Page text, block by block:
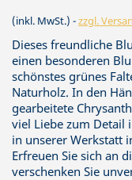
(inkl. MwSt.) zzgl.
Dieses freundliche
einen besonderen
schönstes grünes
Naturholz. In den
gearbeitete
viel Liebe zum Detail
in unserer Werkstatt
Erfreuen Sie sich an
verschenken Sie